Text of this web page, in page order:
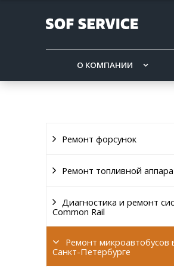
О КОМПАНИИ
Ремонт форсунок
Ремонт топливной
Диагностика и ремонт
Common Rail
Ремонт микроавтобусов
Санкт-Петербурге